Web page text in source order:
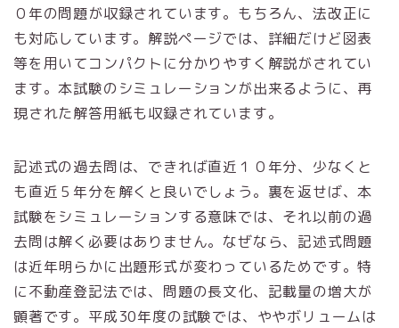
０年の問題が収録されています。もちろん、法改正に
も対応しています。解説ページでは、詳細だけど図表
等を用いてコンパクトに分かりやすく解説がされてい
ます。本試験のシミュレーションが出来るように、再
現された解答用紙も収録されています。
記述式の過去問は、できれば直近１０年分、少なくと
も直近５年分を解くと良いでしょう。裏を返せば、本
試験をシミュレーションする意味では、それ以前の過
去問は解く必要はありません。なぜなら、記述式問題
は近年明らかに出題形式が変わっているためです。特
に不動産登記法では、問題の長文化、記載量の増大が
顕著です。平成30年度の試験では、ややボリュームは